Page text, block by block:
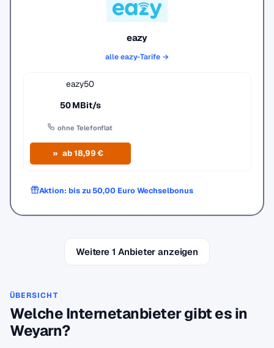
eazy
alle eazy-Tarife →
eazy50
50 MBit/s
ohne Telefonflat
ab 18,99 €
Aktion: bis zu 50,00 Euro Wechselbonus
Weitere 1 Anbieter anzeigen
ÜBERSICHT
Welche Internetanbieter gibt es in
Weyarn?